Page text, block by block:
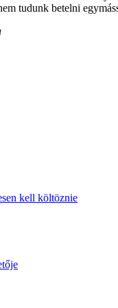
tudunk betelni
kell költöznie